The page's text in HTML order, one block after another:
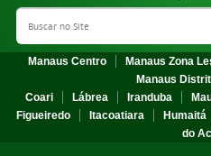
Search Site
Manaus Centro Manaus Zona
Manaus
Coari
Lábrea Iranduba
Figueiredo
Itacoatiara Humaitá
do